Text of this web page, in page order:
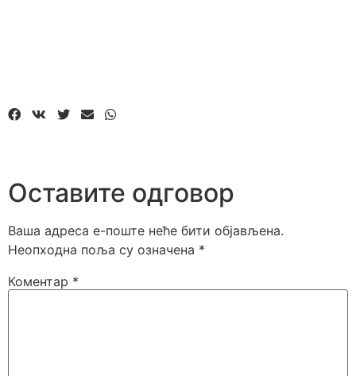
Оставите одговор
Ваша адреса е-поште неће бити објављена.
Неопходна поља су означена *
Коментар *